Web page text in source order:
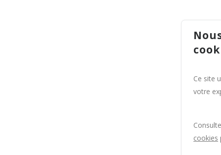
Ce site
votre
cookies